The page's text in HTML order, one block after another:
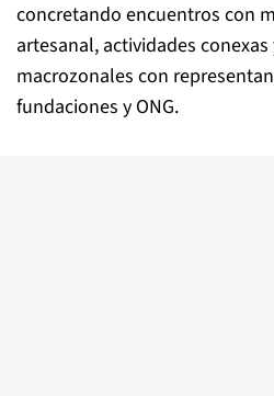
concretando encuentros con
artesanal, actividades
macrozonales con
fundaciones y ONG.